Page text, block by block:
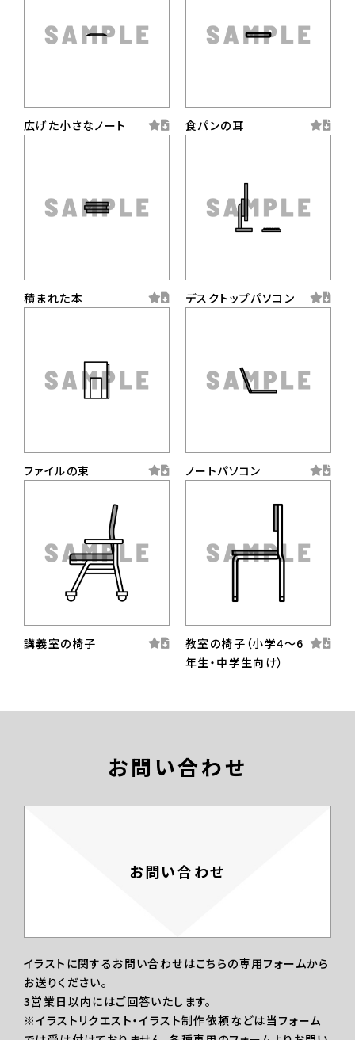
広げた小さなノート 食パンの耳
積まれた本 デスクトップパソコン
ファイルの束 ノートパソコン
講義室の椅子
教室の椅子（小学4〜6
年生・中学生向け）
お問い合わせ
お問い合わせ
イラストに関するお問い合わせはこちらの専用フォームから
お送りください。
3営業日以内にはご回答いたします。
※イラストリクエスト・イラスト制作依頼などは当フォーム